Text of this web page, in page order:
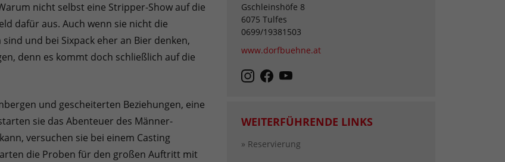
nicht selbst eine Stripper-Show auf die
dafür aus. Auch wenn sie nicht die
und bei Sixpack eher an Bier denken,
denn es kommt doch schließlich auf die
und gescheiterten Beziehungen, eine
sie das Abenteuer des Männer-
versuchen sie bei einem Casting
die Proben für den großen Auftritt mit
Gschleinshöfe 8
6075 Tulfes
0699/19381503
www.dorfbuehne.at
WEITERFÜHRENDE LINKS
» Reservierung